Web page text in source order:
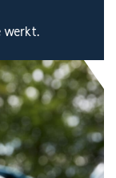
werkt.